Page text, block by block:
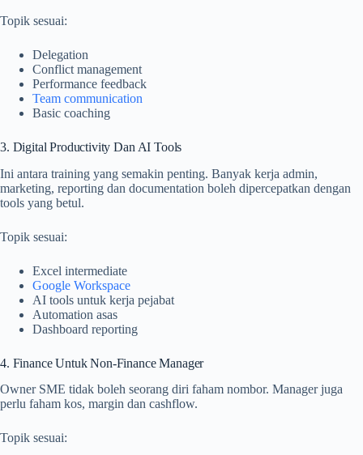
Topik sesuai:
Delegation
Conflict management
Performance feedback
Team communication
Basic coaching
3. Digital Productivity Dan AI Tools
Ini antara training yang semakin penting. Banyak kerja admin,
marketing, reporting dan documentation boleh dipercepatkan dengan
tools yang betul.
Topik sesuai:
Excel intermediate
Google Workspace
AI tools untuk kerja pejabat
Automation asas
Dashboard reporting
4. Finance Untuk Non-Finance Manager
Owner SME tidak boleh seorang diri faham nombor. Manager juga
perlu faham kos, margin dan cashflow.
Topik sesuai: